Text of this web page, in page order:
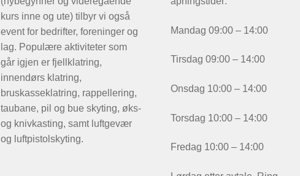
kurs inne og ute) tilbyr vi også
event for bedrifter, foreninger og
lag. Populære aktiviteter som
går igjen er fjellklatring,
innendørs klatring,
bruskasseklatring, rappellering,
taubane, pil og bue skyting, øks-
og knivkasting, samt luftgevær
og luftpistolskyting.
Mandag 09:00 – 14:00
Tirsdag 09:00 – 14:00
Onsdag 10:00 – 14:00
Torsdag 10:00 – 14:00
Fredag 10:00 – 14:00